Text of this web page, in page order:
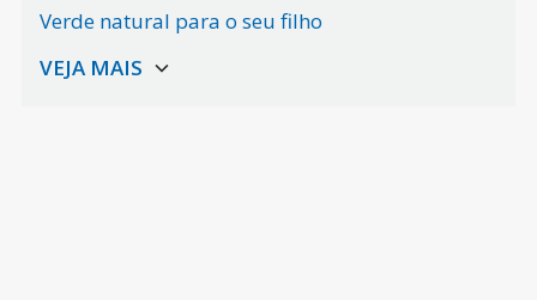
Verde natural para o seu filho